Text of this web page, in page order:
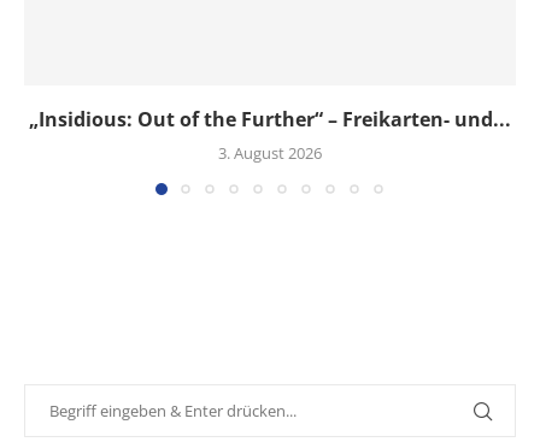
„Insidious: Out of the Further“ – Freikarten- und...
3. August 2026